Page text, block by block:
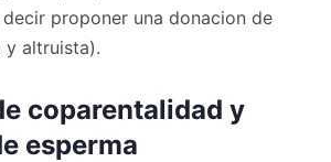
proponer una donacion de
y altruista).
coparentalidad y
esperma